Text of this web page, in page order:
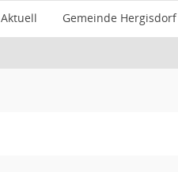
Aktuell Gemeinde Hergisdorf